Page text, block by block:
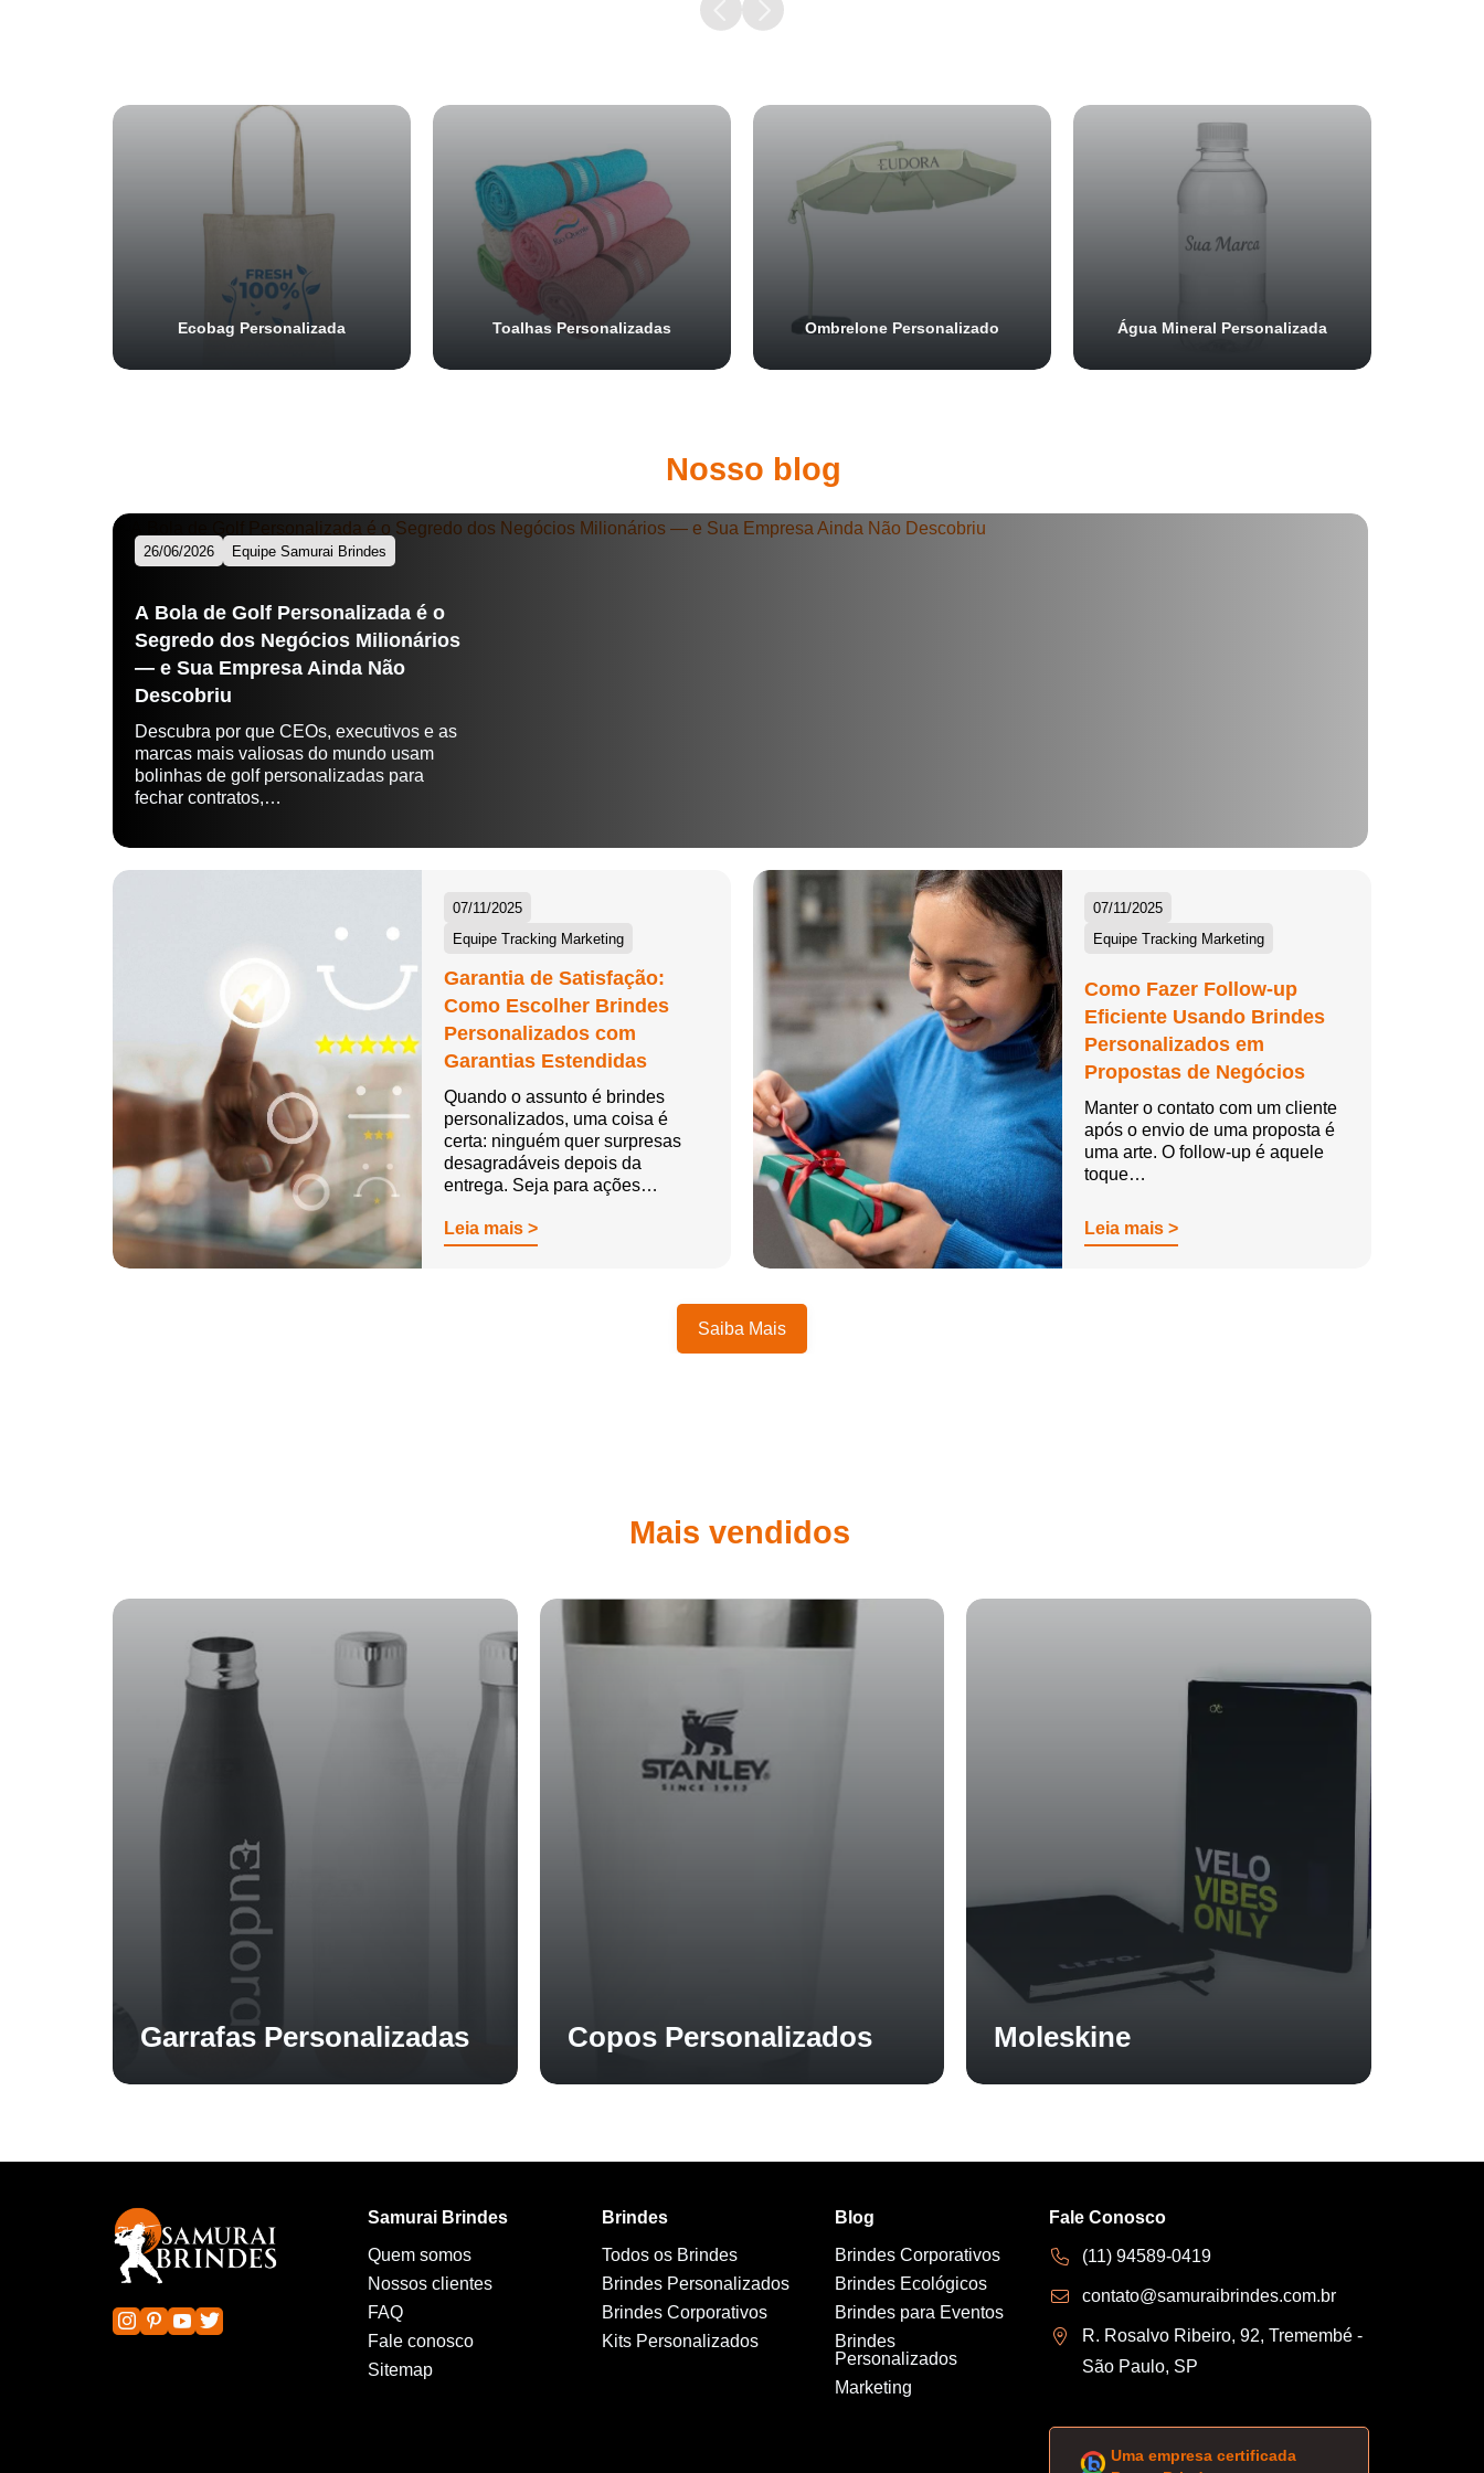
Ecobag Personalizada Toalhas Personalizadas Ombrelone Personalizado Água Mineral Personalizada
Nosso blog
26/06/2026 Equipe Samurai Brindes
A Bola de Golf Personalizada é o
Segredo dos Negócios Milionários
— e Sua Empresa Ainda Não
Descobriu
Descubra por que CEOs, executivos e as
marcas mais valiosas do mundo usam
bolinhas de golf personalizadas para
fechar contratos,…
07/11/2025
Equipe Tracking Marketing
Garantia de Satisfação:
Como Escolher Brindes
Personalizados com
Garantias Estendidas
Quando o assunto é brindes
personalizados, uma coisa é
certa: ninguém quer surpresas
desagradáveis depois da
entrega. Seja para ações…
Leia mais >
07/11/2025
Equipe Tracking Marketing
Como Fazer Follow-up
Eficiente Usando Brindes
Personalizados em
Propostas de Negócios
Manter o contato com um cliente
após o envio de uma proposta é
uma arte. O follow-up é aquele
toque…
Leia mais >
Saiba Mais
Mais vendidos
Garrafas Personalizadas Copos Personalizados Moleskine
Samurai Brindes
Quem somos
Nossos clientes
FAQ
Fale conosco
Sitemap
Brindes
Todos os Brindes
Brindes Personalizados
Brindes Corporativos
Kits Personalizados
Blog
Brindes Corporativos
Brindes Ecológicos
Brindes para Eventos
Brindes
Personalizados
Marketing
Fale Conosco
(11) 94589-0419
contato@samuraibrindes.com.br
R. Rosalvo Ribeiro, 92, Tremembé -
São Paulo, SP
Uma empresa certificada
Samurai Brindes
Iniciar conversa